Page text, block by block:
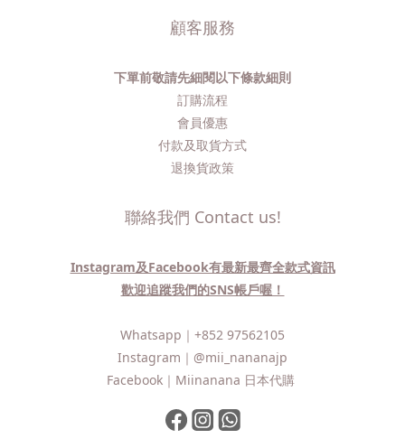
顧客服務
下單前敬請先細閱以下條款細則
訂購流程​
會員優惠
付款及取貨方式
退換貨政策
聯絡我們 Contact us!
Instagram及Facebook有最新最齊全款式資訊
歡迎追蹤我們的SNS帳戶喔！
Whatsapp｜ +852 97562105
Instagram｜ @mii_nananajp
Facebook｜ Miinanana 日本代購